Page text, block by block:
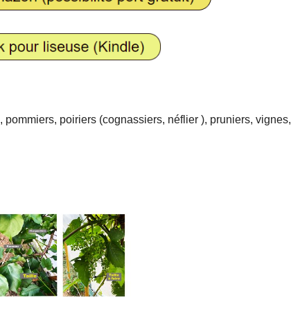
poiriers (cognassiers, néflier ), pruniers, vignes,